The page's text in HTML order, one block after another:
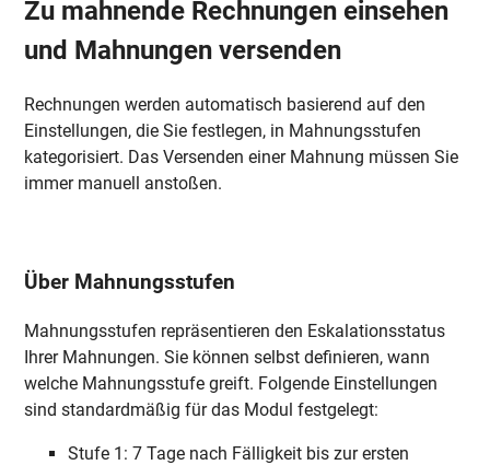
Zu mahnende Rechnungen einsehen
und Mahnungen versenden
Rechnungen werden automatisch basierend auf den
Einstellungen, die Sie festlegen, in Mahnungsstufen
kategorisiert. Das Versenden einer Mahnung müssen Sie
immer manuell anstoßen.
Über Mahnungsstufen
Mahnungsstufen repräsentieren den Eskalationsstatus
Ihrer Mahnungen. Sie können selbst definieren, wann
welche Mahnungsstufe greift. Folgende Einstellungen
sind standardmäßig für das Modul festgelegt:
Stufe 1: 7 Tage nach Fälligkeit bis zur ersten